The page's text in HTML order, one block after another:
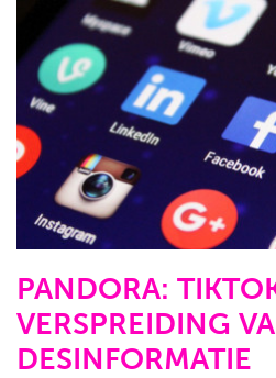
PANDORA:
VERSPREIDING
DESINFORMATIE